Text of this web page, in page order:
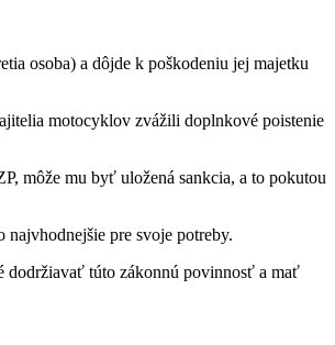
osoba) a dôjde k poškodeniu jej majetku
motocyklov zvážili doplnkové poistenie
môže mu byť uložená sankcia, a to pokutou
pre svoje potreby.
dodržiavať túto zákonnú povinnosť a mať